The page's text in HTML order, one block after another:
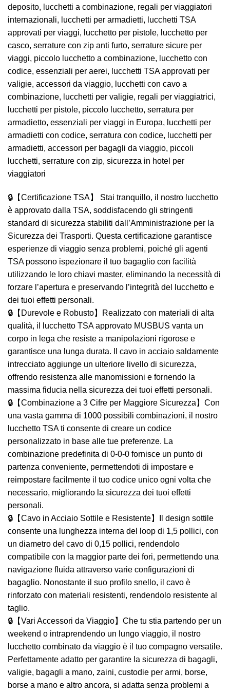
deposito, lucchetti a combinazione, regali per viaggiatori
internazionali, lucchetti per armadietti, lucchetti TSA
approvati per viaggi, lucchetto per pistole, lucchetto per
casco, serrature con zip anti furto, serrature sicure per
viaggi, piccolo lucchetto a combinazione, lucchetto con
codice, essenziali per aerei, lucchetti TSA approvati per
valigie, accessori da viaggio, lucchetti con cavo a
combinazione, lucchetti per valigie, regali per viaggiatrici,
lucchetti per pistole, piccolo lucchetto, serratura per
armadietto, essenziali per viaggi in Europa, lucchetti per
armadietti con codice, serratura con codice, lucchetti per
armadietti, accessori per bagagli da viaggio, piccoli
lucchetti, serrature con zip, sicurezza in hotel per
viaggiatori
🔒【Certificazione TSA】 Stai tranquillo, il nostro lucchetto
è approvato dalla TSA, soddisfacendo gli stringenti
standard di sicurezza stabiliti dall’Amministrazione per la
Sicurezza dei Trasporti. Questa certificazione garantisce
esperienze di viaggio senza problemi, poiché gli agenti
TSA possono ispezionare il tuo bagaglio con facilità
utilizzando le loro chiavi master, eliminando la necessità di
forzare l’apertura e preservando l’integrità del lucchetto e
dei tuoi effetti personali.
🔒【Durevole e Robusto】Realizzato con materiali di alta
qualità, il lucchetto TSA approvato MUSBUS vanta un
corpo in lega che resiste a manipolazioni rigorose e
garantisce una lunga durata. Il cavo in acciaio saldamente
intrecciato aggiunge un ulteriore livello di sicurezza,
offrendo resistenza alle manomissioni e fornendo la
massima fiducia nella sicurezza dei tuoi effetti personali.
🔒【Combinazione a 3 Cifre per Maggiore Sicurezza】Con
una vasta gamma di 1000 possibili combinazioni, il nostro
lucchetto TSA ti consente di creare un codice
personalizzato in base alle tue preferenze. La
combinazione predefinita di 0-0-0 fornisce un punto di
partenza conveniente, permettendoti di impostare e
reimpostare facilmente il tuo codice unico ogni volta che
necessario, migliorando la sicurezza dei tuoi effetti
personali.
🔒【Cavo in Acciaio Sottile e Resistente】Il design sottile
consente una lunghezza interna del loop di 1,5 pollici, con
un diametro del cavo di 0,15 pollici, rendendolo
compatibile con la maggior parte dei fori, permettendo una
navigazione fluida attraverso varie configurazioni di
bagaglio. Nonostante il suo profilo snello, il cavo è
rinforzato con materiali resistenti, rendendolo resistente al
taglio.
🔒【Vari Accessori da Viaggio】Che tu stia partendo per un
weekend o intraprendendo un lungo viaggio, il nostro
lucchetto combinato da viaggio è il tuo compagno versatile.
Perfettamente adatto per garantire la sicurezza di bagagli,
valigie, bagagli a mano, zaini, custodie per armi, borse,
borse a mano e altro ancora, si adatta senza problemi a